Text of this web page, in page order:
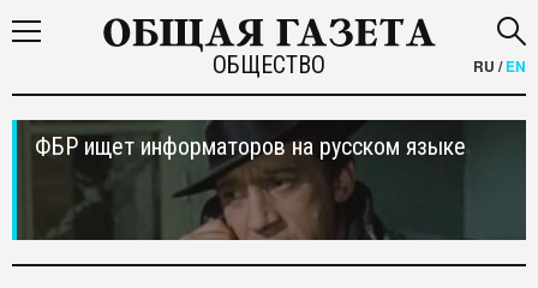
ОБЩЕСТВО RU /EN
ФБР ищет информаторов на русском языке